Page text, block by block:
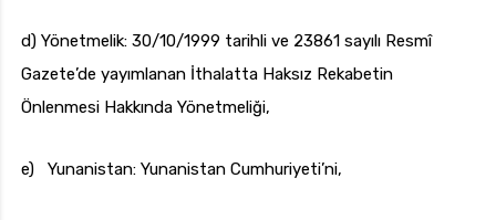
d) Yönetmelik: 30/10/1999 tarihli ve 23861 sayılı Resmî
Gazete’de yayımlanan İthalatta Haksız Rekabetin
Önlenmesi Hakkında Yönetmeliği,
e) Yunanistan: Yunanistan Cumhuriyeti’ni,